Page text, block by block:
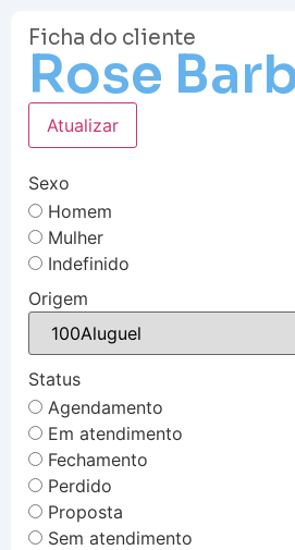
Ficha do cliente
Rose
Atualizar
Sexo
Homem
Mulher
Indefinido
Origem
Status
Agendamento
Em atendimento
Fechamento
Perdido
Proposta
Sem atendimento